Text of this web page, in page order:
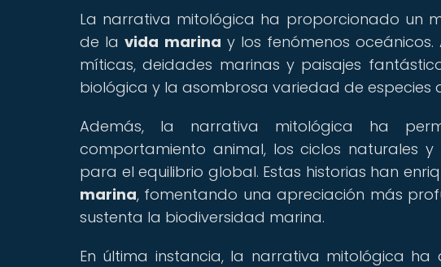
La narrativa mitológica ha proporcionado un
de lavida marina y los fenómenos
míticas, deidades marinas y paisajes
biológica y la asombrosa variedad de especies
Además, la narrativa mitológica ha
comportamiento animal, los ciclos naturales
para el equilibrio global. Estas historias han
marina, fomentando una apreciación más
sustenta la biodiversidad marina.
En última instancia, la narrativa mitológica